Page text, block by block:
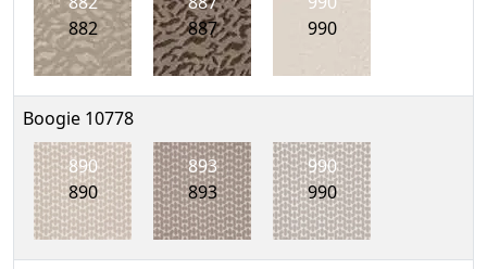
882
887
990
Boogie 10778
890
890
893
893
990
990